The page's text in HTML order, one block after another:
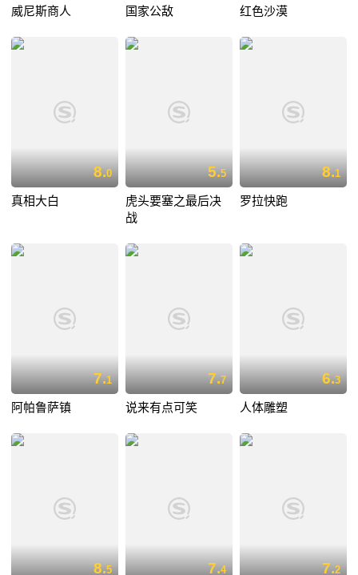
威尼斯商人 国家公敌 红色沙漠
8.0
真相大白
5.5
虎头要塞之最后决
战
8.1
罗拉快跑
7.1
阿帕鲁萨镇
7.7
说来有点可笑
6.3
人体雕塑
8.5 7.4 7.2